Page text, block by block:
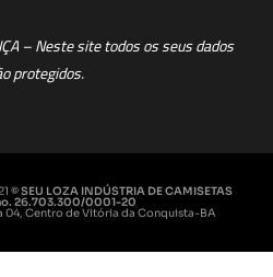
– Neste site todos os seus dados
protegidos.
© SEU LOZA INDÚSTRIA DE CAMISETAS
26.703.300/0001-20
04, Centro de Vitória da Conquista-BA